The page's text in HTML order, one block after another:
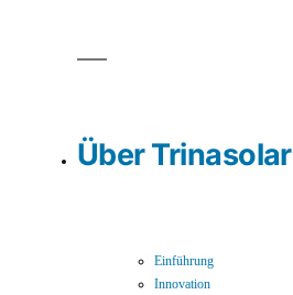
Über Trinasolar
Einführung
Innovation